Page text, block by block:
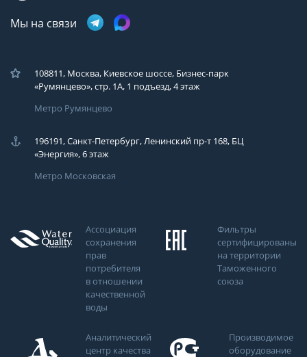
Мы на связи
108811, Москва, Киевское шоссе, Бизнес-парк
«Румянцево», стр. 1А, 1 подъезд, 4 этаж
Метро Румянцево
196191, Санкт-Петербург, Ленинский пр-т 168, БЦ
«Энергия», 6 этаж
Метро Московская
Ассоциация
сохранения
прав
потребителя
в отношении
качественной
воды
Фильтры
сертифицированы
на территории
Таможенного
союза
Аналитический
центр качества
Производимое
оборудование